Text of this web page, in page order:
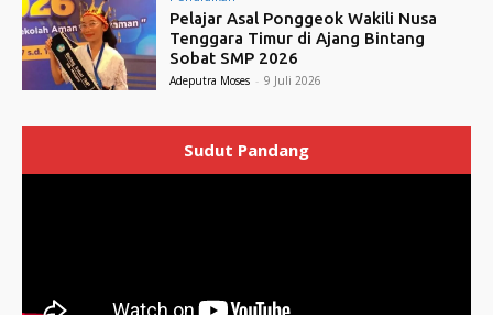
Pelajar Asal Ponggeok Wakili Nusa
Tenggara Timur di Ajang Bintang
Sobat SMP 2026
Adeputra Moses - 9 Juli 2026
Sudut Pandang